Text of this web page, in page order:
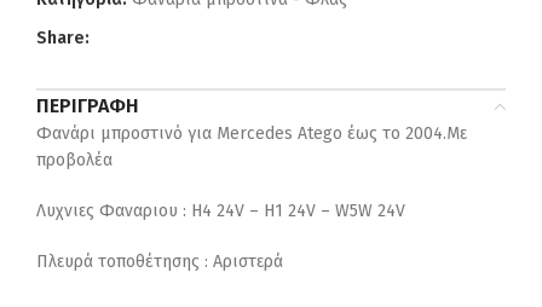
Share:
ΠΕΡΙΓΡΑΦΉ
Φανάρι μπροστινό για Μercedes Αtego έως το 2004.Με
προβολέα
Λυχνιες Φαναριου : H4 24V – H1 24V – W5W 24V
Πλευρά τοποθέτησης : Αριστερά